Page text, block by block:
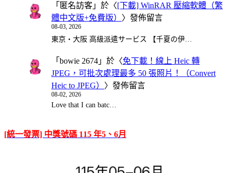
「 匿名訪客 」於〈[下載] WinRAR 壓縮軟體（繁
體中文版+免費版） 〉發佈留言
08-03, 2026
東京・大阪 高級派遣サービス 【千夏の伊…
「 bowie 2674 」於〈免下載！線上 Heic 轉
JPEG，可批次處理最多 50 張照片！（Convert
Heic to JPEG） 〉發佈留言
08-02, 2026
Love that I can batc…
[統一發票] 中獎號碼 115 年5、6月